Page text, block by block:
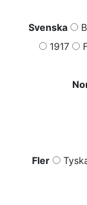
Svenska
1917
Fler